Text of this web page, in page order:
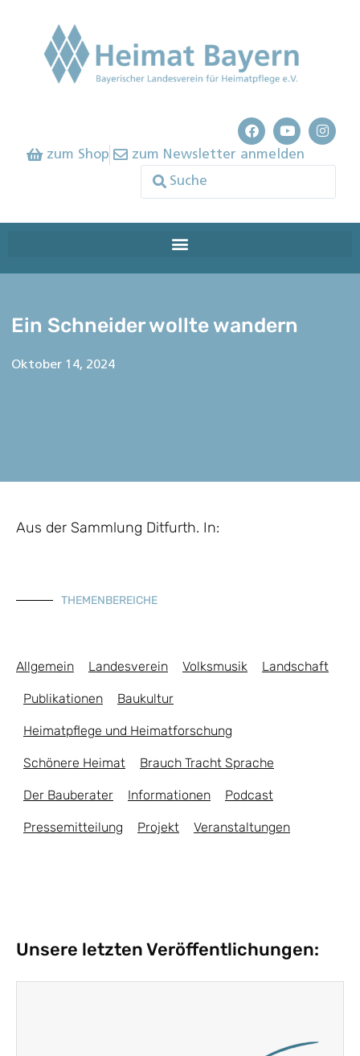
zum Shop zum Newsletter anmelden
Ein Schneider wollte wandern
Oktober 14, 2024
Aus der Sammlung Ditfurth. In:
THEMENBEREICHE
Allgemein Landesverein Volksmusik Landschaft
Publikationen Baukultur
Heimatpflege und Heimatforschung
Schönere Heimat Brauch Tracht Sprache
Der Bauberater Informationen Podcast
Pressemitteilung Projekt Veranstaltungen
Unsere letzten Veröffentlichungen: